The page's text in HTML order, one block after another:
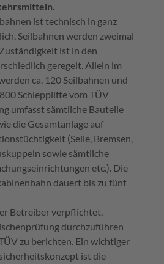
ist technisch in ganz
Seilbahnen werden zweimal
ist in den
geregelt. Allein im
ca. 120 Seilbahnen und
Schlepplifte vom TÜV
umfasst sämtliche Bauteile
die Gesamtanlage auf
(Seile, Bremsen,
sowie sämtliche
etc.). Die
dauert bis zu fünf
Betreiber verpflichtet,
durchzuführen
zu berichten. Ein wichtiger
ist die